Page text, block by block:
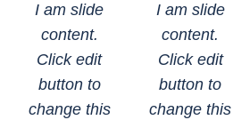
I am slide
content.
Click edit
button to
change this
I am slide
content.
Click edit
button to
change this